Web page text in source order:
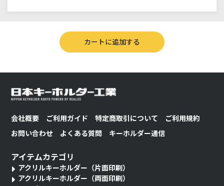
会社概要 ご利用ガイド 特定商取引について
ご利用規約
お問い合わせ
よくある質問 キーホルダー通信
アイテムカテゴリ
アクリルキーホルダー（片面印刷）
アクリルキーホルダー（両面印刷）